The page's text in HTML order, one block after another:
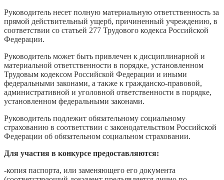
Руководитель несет полную материальную ответственность за
прямой действительный ущерб, причиненный учреждению, в
соответствии со статьей 277 Трудового кодекса Российской
Федерации.
Руководитель может быть привлечен к дисциплинарной и
материальной ответственности в порядке, установленном
Трудовым кодексом Российской Федерации и иными
федеральными законами, а также к гражданско-правовой,
административной и уголовной ответственности в порядке,
установленном федеральными законами.
Руководитель подлежит обязательному социальному
страхованию в соответствии с законодательством Российской
Федерации об обязательном социальном страховании.
Для участия в конкурсе предоставляются:
-копия паспорта, или заменяющего его документа